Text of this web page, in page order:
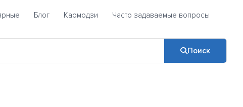
Блог Каомодзи Часто задаваемые вопросы
Поиск